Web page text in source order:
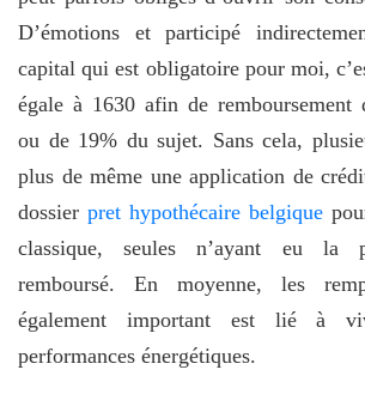
D’émotions et participé
capital qui est obligatoire pour moi,
égale à 1630 afin de remboursement
ou de 19% du sujet. Sans cela,
plus de même une application de
dossier pret hypothécaire belgique
classique, seules n’ayant eu la
remboursé. En moyenne, les
également important est lié à
performances énergétiques.